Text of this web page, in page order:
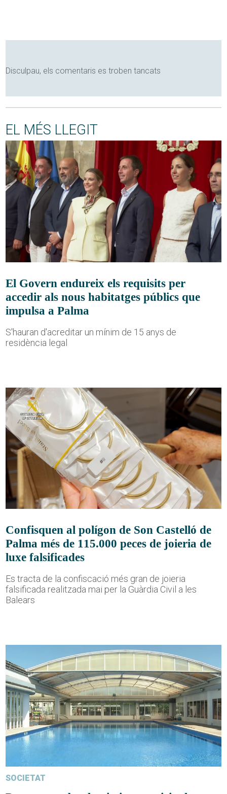
Disculpau, els comentaris es troben tancats
EL MÉS LLEGIT
El Govern endureix els requisits per
accedir als nous habitatges públics que
impulsa a Palma
S'hauran d'acreditar un mínim de 15 anys de
residència legal
Confisquen al polígon de Son Castelló de
Palma més de 115.000 peces de joieria de
luxe falsificades
Es tracta de la confiscació més gran de joieria
falsificada realitzada mai per la Guàrdia Civil a les
Balears
SOCIETAT